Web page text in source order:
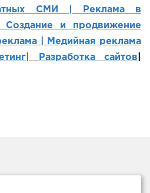
СМИ |
Реклама в
Создание и продвижение
|
Медийная реклама
Разработка сайтов